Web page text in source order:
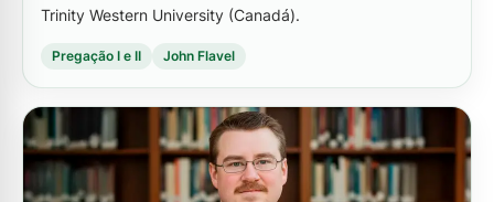
Trinity Western University (Canadá).
Pregação I e II John Flavel
-->